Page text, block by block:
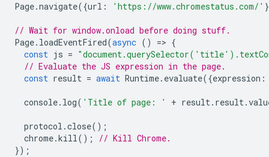
Page.navigate({url : 'https://www.chromestatus.com/'
// Wait for window.onload before doing stuff.
Page. loadEventFired(async () => {
const js =
// Evaluate the JS expression in the page.
const result = await Runtime. evaluate({expression :
console. log( 'Title of page: ' + result. result.
protocol .close();
chrome.kill();
// Kill Chrome.
});